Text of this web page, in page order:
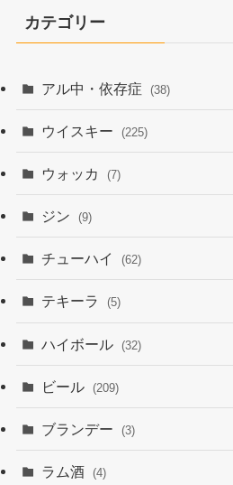
カテゴリー
アル中・依存症 (38)
ウイスキー (225)
ウォッカ (7)
ジン (9)
チューハイ (62)
テキーラ (5)
ハイボール (32)
ビール (209)
ブランデー (3)
ラム酒 (4)